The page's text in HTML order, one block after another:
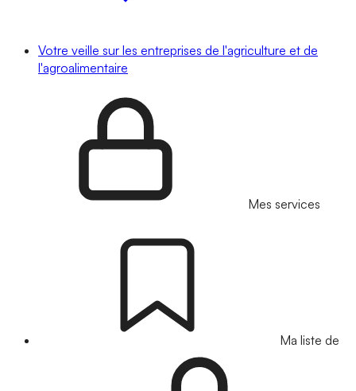
Votre veille sur les entreprises de l'agriculture et de
l'agroalimentaire
Mes services
Ma liste de